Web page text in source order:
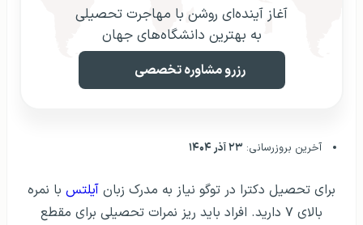
آغاز آینده‌ای روشن با مهاجرت تحصیلی
به بهترین دانشگاه‌های جهان
رزرو مشاوره تخصصی
آخرین بروزرسانی: ۲۳ آذر ۱۴۰۴
برای تحصیل دکترا در توگو نیاز به مدرک زبان آیلتس با نمره
بالای ۷ دارید. افراد باید ریز نمرات تحصیلی برای مقطع